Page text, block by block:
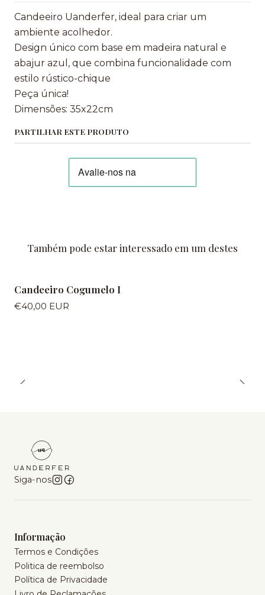
Candeeiro Uanderfer, ideal para criar um
ambiente acolhedor.
Design único com base em madeira natural e
abajur azul, que combina funcionalidade com
estilo rústico-chique
Peça única!
Dimensões: 35x22cm
PARTILHAR ESTE PRODUTO
Também pode estar interessado em um destes
Candeeiro Cogumelo I
€40,00 EUR
Siga-nos
Informação
Termos e Condições
Politica de reembolso
Política de Privacidade